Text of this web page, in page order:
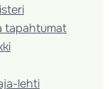
tapahtumat
lehti